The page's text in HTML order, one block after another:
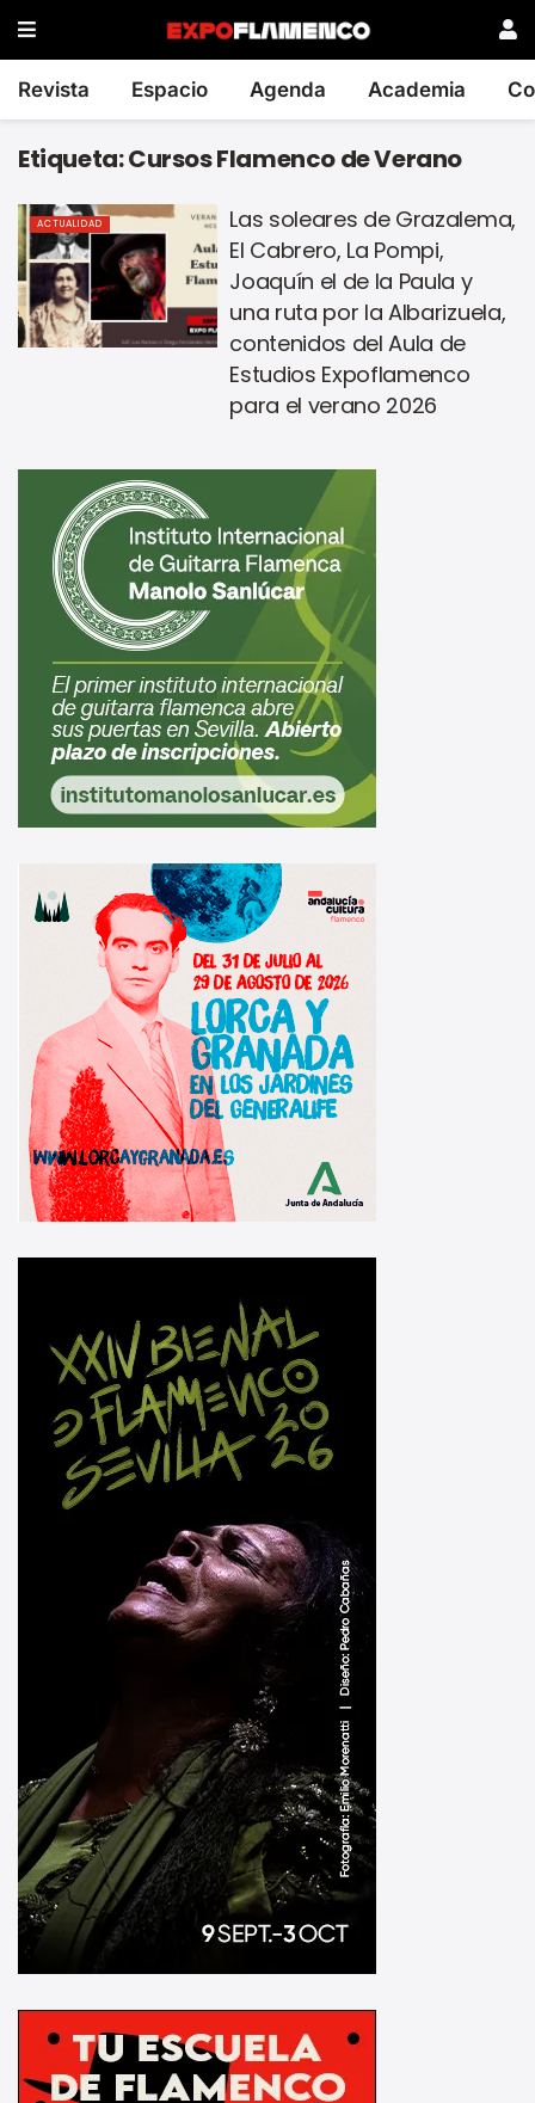
Revista Espacio Agenda Academia
Etiqueta:Cursos Flamenco de Verano
ACTUALIDAD
Las soleares de Grazalema,
El Cabrero, La Pompi,
Joaquín el de la Paula y
una ruta por la Albarizuela,
contenidos del Aula de
Estudios Expoflamenco
para el verano 2026